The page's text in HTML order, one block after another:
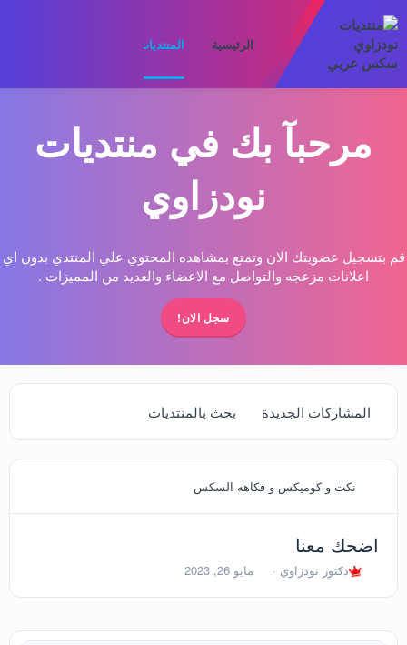
الرئيسية المنتديات
مرحبآ بك في منتديات
نودزاوي
قم بتسجيل عضويتك الان وتمتع بمشاهده المحتوي علي المنتدي بدون اي
اعلانات مزعجه والتواصل مع الاعضاء والعديد من المميزات .
سجل الان!
المشاركات الجديدة بحث بالمنتديات
نكت و كوميكس و فكاهه السكس
اضحك معنا
ب
د
ا
دكتور نودزاوي
ت
ر
خ
مايو 26, 2023